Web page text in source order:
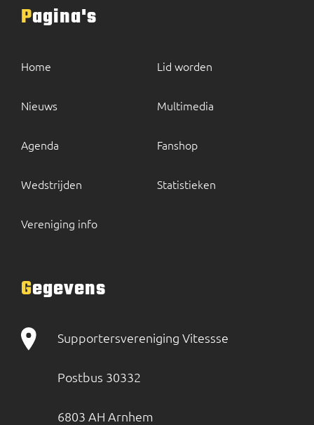
Pagina's
Home
Nieuws
Agenda
Wedstrijden
Vereniging info
Lid worden
Multimedia
Fanshop
Statistieken
Gegevens
Supportersvereniging Vitessse
Postbus 30332
6803 AH Arnhem